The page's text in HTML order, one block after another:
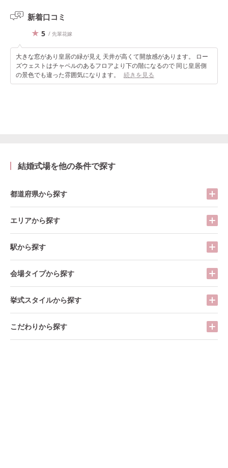
新着口コミ
5 / 先輩花嫁
大きな窓があり皇居の緑が見え 天井が高くて開放感があります。 ロー
ズウェストはチャペルのあるフロアより下の階になるので 同じ皇居側
の景色でも違った雰囲気になります。
続きを見る
結婚式場を他の条件で探す
都道府県から探す
エリアから探す
駅から探す
会場タイプから探す
挙式スタイルから探す
こだわりから探す